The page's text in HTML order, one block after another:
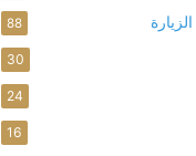
88
30
24
16